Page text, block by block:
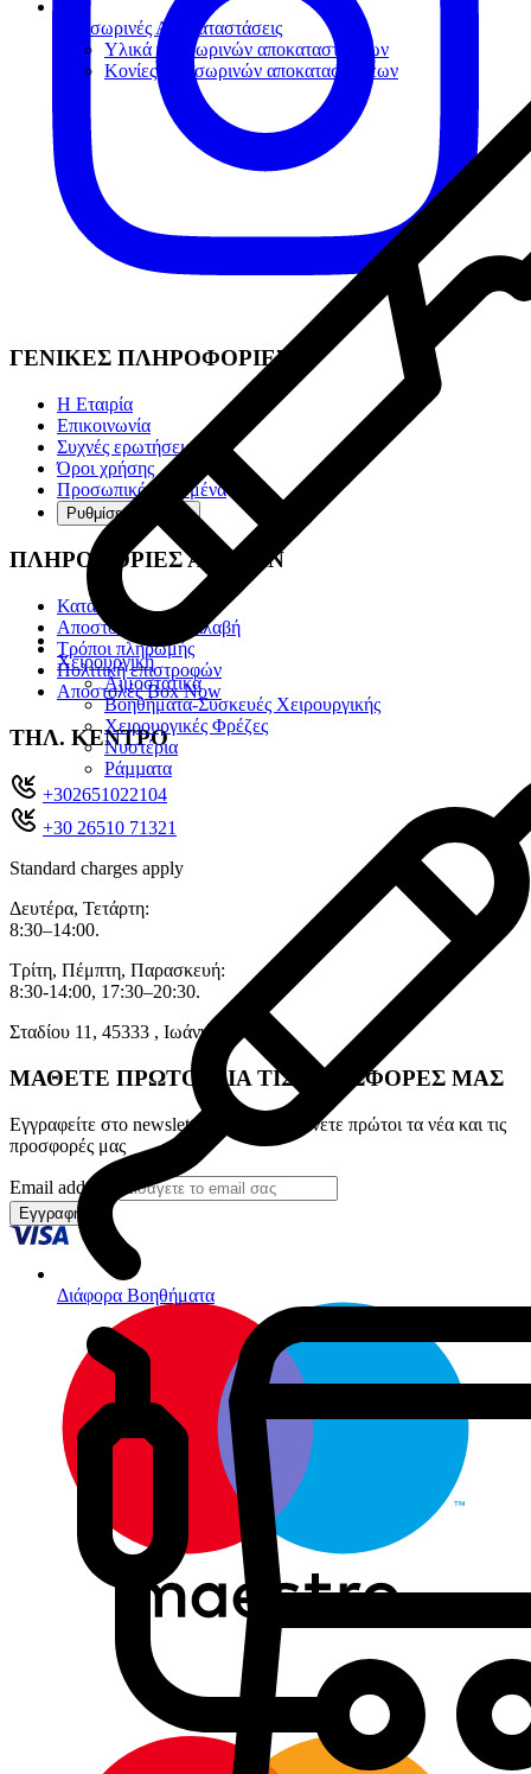
Προσωρινές Αποκαταστάσεις
Υλικά προσωρινών αποκαταστάσεων
Κονίες Προσωρινών αποκαταστάσεων
Χειρουργική
Αιμοστατικά
Βοηθήματα-Συσκευές Χειρουργικής
Χειρουργικές Φρέζες
Νυστέρια
Ράµµατα
Διάφορα Βοηθήματα
ΓΕΝΙΚΕΣ ΠΛΗΡΟΦΟΡΙΕΣ
Η Εταιρία
Επικοινωνία
Συχνές ερωτήσεις
Όροι χρήσης
Προσωπικά Δεδομένα
Ρυθμίσεις cookies
ΠΛΗΡΟΦΟΡΙΕΣ ΑΓΟΡΩΝ
Κατάλογοι
Αποστολή & Παραλαβή
Τρόποι πληρωμής
Πολιτική επιστροφών
Αποστολές Box Now
ΤΗΛ. ΚΕΝΤΡΟ
+302651022104
+30 26510 71321
Standard charges apply
Δευτέρα, Τετάρτη:
8:30–14:00.
Τρίτη, Πέμπτη, Παρασκευή:
8:30-14:00, 17:30–20:30.
Σταδίου 11, 45333 , Ιωάννινα.
ΜΑΘΕΤΕ ΠΡΩΤΟΙ ΓΙΑ ΤΙΣ ΠΡΟΣΦΟΡΕΣ ΜΑΣ
Εγγραφείτε στο newsletter για να λαμβάνετε πρώτοι τα νέα και τις
προσφορές μας
Email address
Εγγραφή